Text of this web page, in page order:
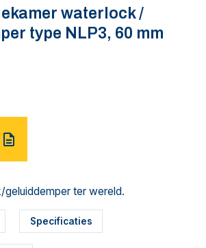
waterlock /
type NLP3, 60 mm
ter wereld.
Specificaties